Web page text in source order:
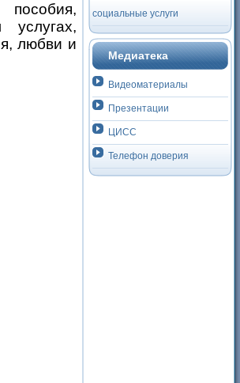
социальные услуги
Медиатека
Видеоматериалы
Презентации
ЦИСС
Телефон доверия
любви и